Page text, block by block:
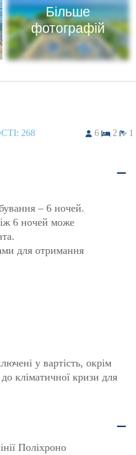
Більше
фотографій
268 6 2 1
– 6 ночей.
6 ночей може
для отримання
у вартість, окрім
до кліматичної кризи для
Поліхроно